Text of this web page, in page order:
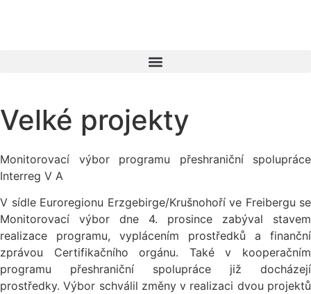
Velké projekty
Monitorovací výbor programu přeshraniční spolupráce
Interreg V A
V sídle Euroregionu Erzgebirge/Krušnohoří ve Freibergu se
Monitorovací výbor dne 4. prosince zabýval stavem
realizace programu, vyplácením prostředků a finanční
zprávou Certifikačního orgánu. Také v kooperačním
programu přeshraniční spolupráce již docházejí
prostředky. Výbor schválil změny v realizaci dvou projektů